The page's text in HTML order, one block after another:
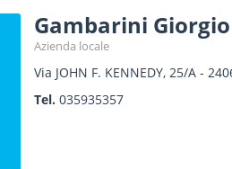
Gambarini
Azienda locale
Via JOHN F. KENNEDY, 25/A-
Tel. 035935357